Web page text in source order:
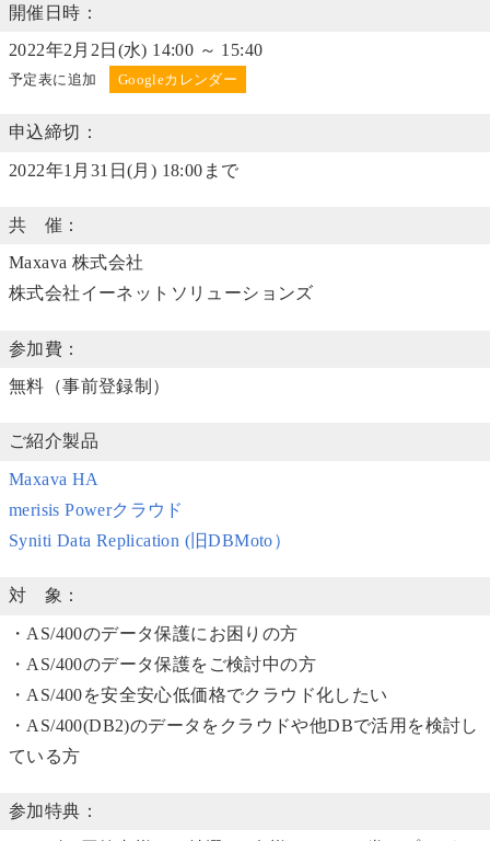
開催日時：
2022年2月2日(水) 14:00 ～ 15:40
予定表に追加
申込締切：
2022年1月31日(月) 18:00まで
共 催：
Maxava 株式会社
株式会社イーネットソリューションズ
参加費：
無料（事前登録制）
ご紹介製品
Maxava HA
merisis Powerクラウド
Syniti Data Replication (旧DBMoto）
対 象：
・AS/400のデータ保護にお困りの方
・AS/400のデータ保護をご検討中の方
・AS/400を安全安心低価格でクラウド化したい
・AS/400(DB2)のデータをクラウドや他DBで活用を検討し
ている方
参加特典：